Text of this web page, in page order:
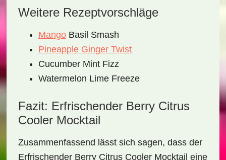
Weitere Rezeptvorschläge
MangoBasil Smash
Pineapple Ginger Twist
Cucumber Mint Fizz
Watermelon Lime Freeze
Fazit: Erfrischender Berry Citrus
Cooler Mocktail
Zusammenfassend lässt sich sagen, dass der
Erfrischender Berry Citrus Cooler Mocktail eine